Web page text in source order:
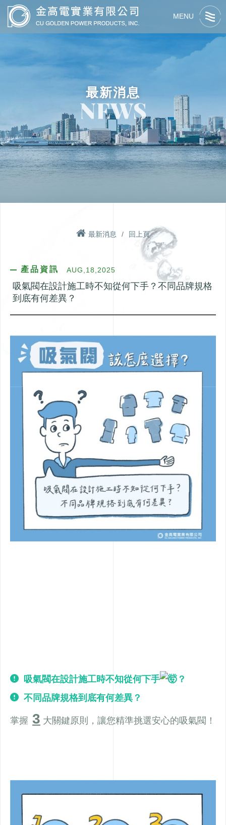
MENU
關於我們 最新消息
TWSDS台灣給水排水研究
學會 & 金高電實業
產品介紹
金高電CUD多通道總存水
彎
閥
日本小島製作所 T-CORE排
丹麥BLÜCHER專業排水設
日本KFK自動祛水閥
問與答
設計施工問題
排水通氣問題
工程實績
北部【金高電實業】
中部【元助實業】
南部【洸郁實業】
聯絡我們
2021 © CU GOLDEN POWER PRODUCTS. INC.
最新消息
NEWS
最新消息 / 回上頁
產品資訊 AUG,18,2025
吸氣閥在設計施工時不知從何下手？不同品牌規格
到底有何差異？
吸氣閥在設計施工時不知從何下手
？
不同品牌規格到底有何差異？
掌握 3 大關鍵原則，讓您精準挑選安心的吸氣閥！